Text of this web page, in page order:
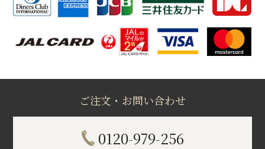
ご注文・お問い合わせ
0120-979-256